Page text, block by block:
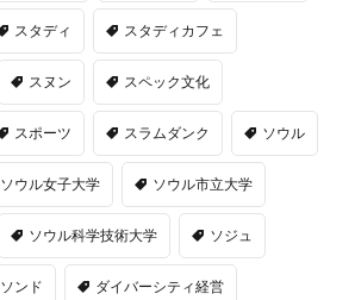
スタディ スタディカフェ
スヌン スペック文化
スポーツ スラムダンク ソウル
ソウル女子大学 ソウル市立大学
ソウル科学技術大学 ソジュ
ソンド ダイバーシティ経営